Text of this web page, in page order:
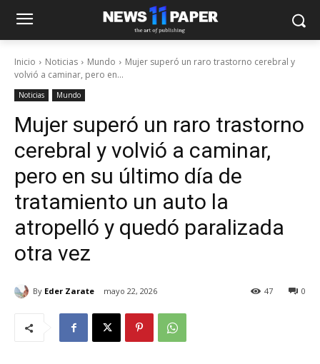
Inicio Noticias Mundo
Mujer superó un raro trastorno cerebral y
volvió a caminar, pero en...
Noticias Mundo
Mujer superó un raro trastorno
cerebral y volvió a caminar,
pero en su último día de
tratamiento un auto la
atropelló y quedó paralizada
otra vez
By Eder Zarate mayo 22, 2026 0
47